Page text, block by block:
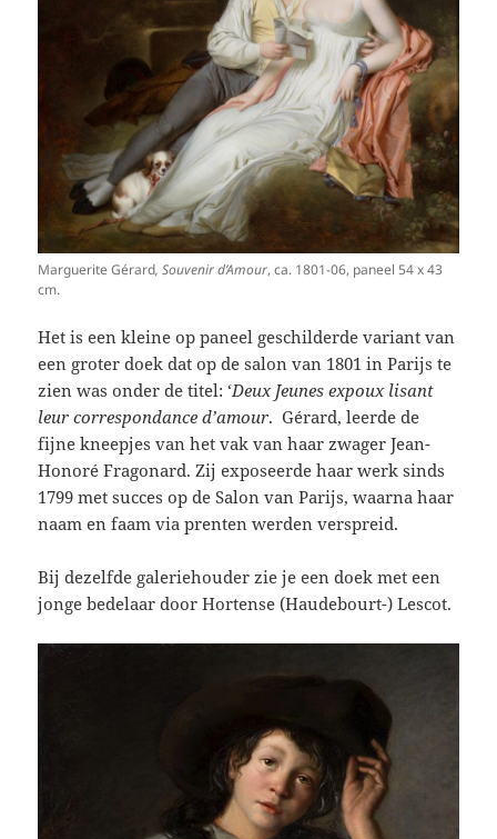
Marguerite Gérard, Souvenir d’Amour, ca. 1801-06, paneel 54 x 43
cm.
Het is een kleine op paneel geschilderde variant van
een groter doek dat op de salon van 1801 in Parijs te
zien was onder de titel: ‘Deux Jeunes expoux lisant
leur correspondance d’amour. Gérard, leerde de
fijne kneepjes van het vak van haar zwager Jean-
Honoré Fragonard. Zij exposeerde haar werk sinds
1799 met succes op de Salon van Parijs, waarna haar
naam en faam via prenten werden verspreid.
Bij dezelfde galeriehouder zie je een doek met een
jonge bedelaar door Hortense (Haudebourt-) Lescot.